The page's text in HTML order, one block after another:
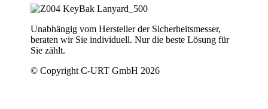
Unabhängig vom Hersteller der Sicherheitsmesser,
beraten wir Sie individuell. Nur die beste Lösung für
Sie zählt.
© Copyright C-URT GmbH 2026